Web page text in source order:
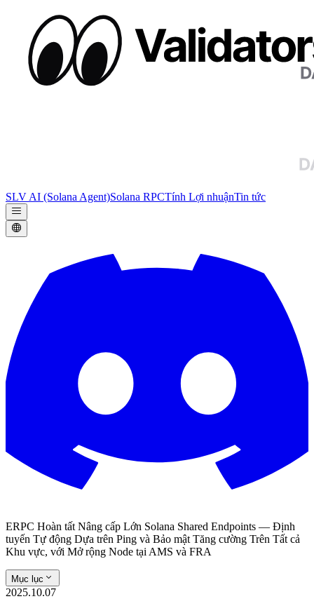
SLV AI (Solana Agent)Solana RPCTính Lợi nhuậnTin tức
ERPC Hoàn tất Nâng cấp Lớn Solana Shared Endpoints — Định
tuyến Tự động Dựa trên Ping và Bảo mật Tăng cường Trên Tất cả
Khu vực, với Mở rộng Node tại AMS và FRA
Mục lục
2025.10.07